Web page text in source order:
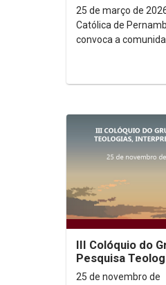
nesta quarta-
25 de março de 2026 A
Católica de
convoca a
estudante Isabel
III Colóquio do
Pesquisa
Interpretações e
25 de novembro de